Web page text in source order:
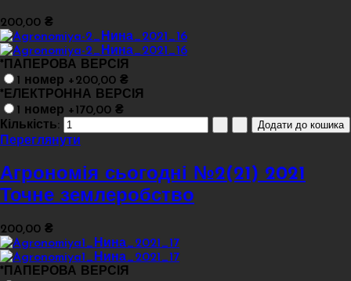
200,00 ₴
* ПАПЕРОВА ВЕРСІЯ
1 номер +200,00 ₴
* ЕЛЕКТРОННА ВЕРСІЯ
1 номер +170,00 ₴
Кількість:
Переглянути
Агрономія сьогодні №2(21) 2021
Точне землеробство
200,00 ₴
*ПАПЕРОВА ВЕРСІЯ